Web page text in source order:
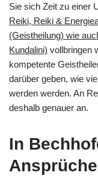
Sie sich Zeit zu einer
Reiki, Reiki &
(Geistheilung) wie
Kundalini) vollbringen
kompetente
darüber geben, wie
werden werden. An
deshalb genauer an.
In